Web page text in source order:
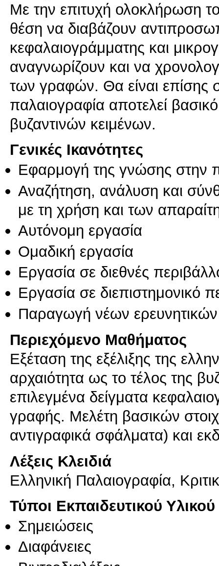
Με την επιτυχή ολοκλήρωση
θέση να διαβάζουν
κεφαλαιογράμματης και
αναγνωρίζουν και να
των γραφών. Θα είναι επίσης
παλαιογραφία αποτελεί
βυζαντινών κειμένων.
Γενικές Ικανότητες
Εφαρμογή της γνώσης στην
Αναζήτηση, ανάλυση και
με τη χρήση και των
Αυτόνομη εργασία
Ομαδική εργασία
Εργασία σε διεθνές
Εργασία σε διεπιστημονικό
Παραγωγή νέων
Περιεχόμενο Μαθήματος
Εξέταση της εξέλιξης της
αρχαιότητα ως το τέλος της
επιλεγμένα δείγματα
γραφής. Μελέτη βασικών
αντιγραφικά σφάλματα) και
Λέξεις Κλειδιά
Ελληνική Παλαιογραφία,
Τύποι Εκπαιδευτικού Υλικού
Σημειώσεις
Διαφάνειες